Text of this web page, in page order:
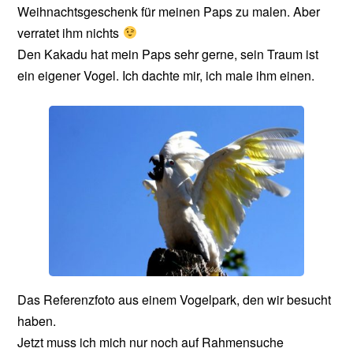
Weihnachtsgeschenk für meinen Paps zu malen. Aber
verratet ihm nichts
Den Kakadu hat mein Paps sehr gerne, sein Traum ist
ein eigener Vogel. Ich dachte mir, ich male ihm einen.
Das Referenzfoto aus einem Vogelpark, den wir besucht
haben.
Jetzt muss ich mich nur noch auf Rahmensuche